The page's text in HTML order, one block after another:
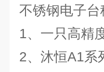
不锈钢电子台
1、一只高精
2、沐恒A1系